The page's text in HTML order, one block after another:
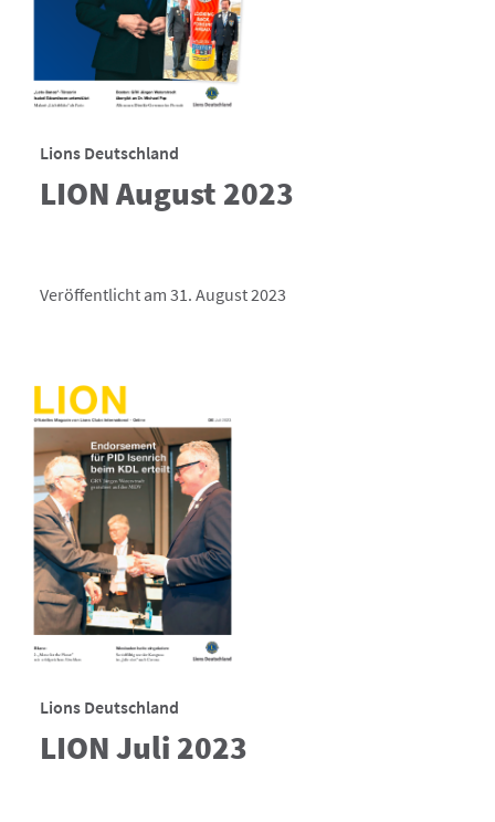
Lions Deutschland
LION August 2023
Veröffentlicht am 31. August 2023
Lions Deutschland
LION Juli 2023